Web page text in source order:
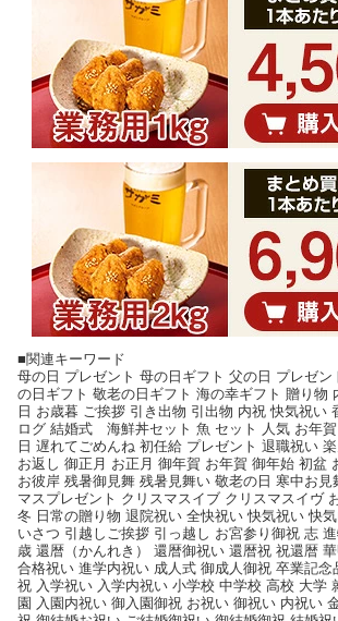
■関連キーワード
母の日 プレゼント 母の日ギフト 父の日 プレゼ
の日ギフト 敬老の日ギフト 海の幸ギフト 贈り物
日 お歳暮 ご挨拶 引き出物 引出物 内祝 快気祝い
ログ 結婚式 海鮮丼セット 魚 セット 人気 お年
日 遅れてごめんね 初任給 プレゼント 退職祝い
お返し 御正月 お正月 御年賀 お年賀 御年始 初盆
お彼岸 残暑御見舞 残暑見舞い 敬老の日 寒中お見
マスプレゼント クリスマスイブ クリスマスイヴ
冬 日常の贈り物 退院祝い 全快祝い 快気祝い 快
いさつ 引越しご挨拶 引っ越し お宮参り御祝 志
歳 還暦（かんれき） 還暦御祝い 還暦祝 祝還暦
合格祝い 進学内祝い 成人式 御成人御祝 卒業記
祝 入学祝い 入学内祝い 小学校 中学校 高校 大学
園 入園内祝い 御入園御祝 お祝い 御祝い 内祝い